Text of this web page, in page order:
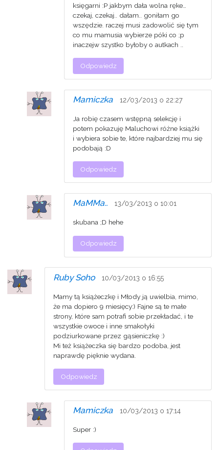
księgarni :P jakbym dała wolna ręke…
czekaj, czekaj.. dałam.. goniłam go
wszędzie. raczej musi zadowolić się tym
co mu mamusia wybierze póki co ;p
inaczejw szystko byłoby o autkach ..
Odpowiedz
Mamiczka 12/03/2013 o 22:27
Ja robię czasem wstępną selekcję i
potem pokazuję Maluchowi różne książki
i wybiera sobie te, które najbardziej mu się
podobają :D
Odpowiedz
MaMMa.. 13/03/2013 o 10:01
skubana ;D hehe
Odpowiedz
Ruby Soho 10/03/2013 o 16:55
Mamy tą książeczkę i Młody ją uwielbia, mimo,
że ma dopiero 9 miesięcy:) Fajne są te małe
strony, które sam potrafi sobie przekładać, i te
wszystkie owoce i inne smakołyki
podziurkowane przez gąsieniczkę :)
Mi też książeczka się bardzo podoba, jest
naprawdę pięknie wydana.
Odpowiedz
Mamiczka 10/03/2013 o 17:14
Super :)